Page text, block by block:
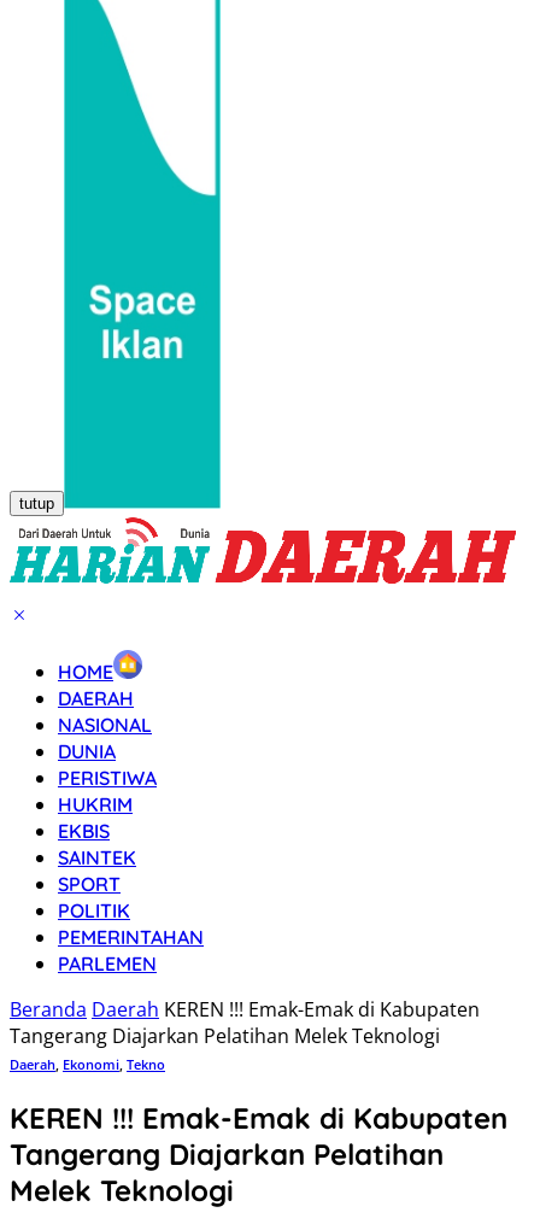
tutup
HOME
DAERAH
NASIONAL
DUNIA
PERISTIWA
HUKRIM
EKBIS
SAINTEK
SPORT
POLITIK
PEMERINTAHAN
PARLEMEN
Beranda Daerah KEREN !!! Emak-Emak di Kabupaten
Tangerang Diajarkan Pelatihan Melek Teknologi
Daerah, Ekonomi, Tekno
KEREN !!! Emak-Emak di Kabupaten
Tangerang Diajarkan Pelatihan
Melek Teknologi